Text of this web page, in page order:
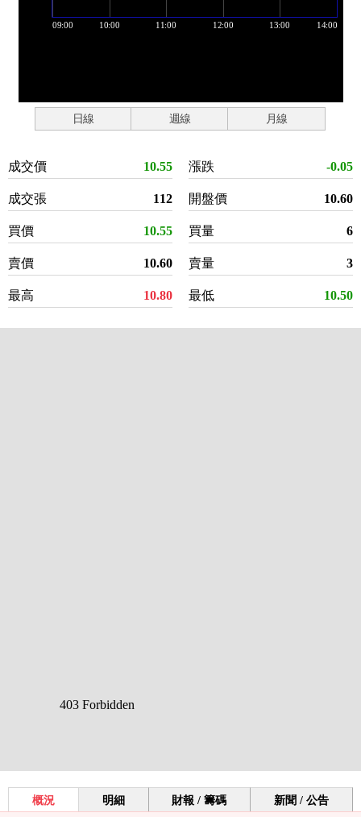
日線 週線 月線
成交價 10.55
成交張 112
買價 10.55
賣價 10.60
最高 10.80
漲跌 -0.05
開盤價 10.60
買量 6
賣量 3
最低 10.50
概況 明細 財報 / 籌碼 新聞 / 公告